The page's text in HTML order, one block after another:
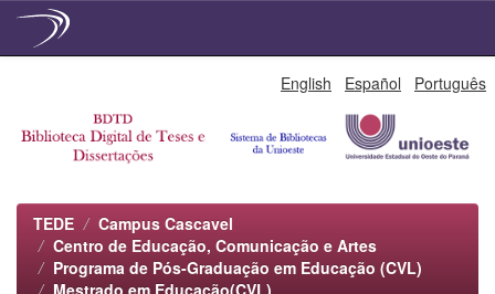
English Español Português
TEDE
Campus Cascavel
Centro de Educação, Comunicação e Artes
Programa de Pós-Graduação em Educação (CVL)
Mestrado em Educação(CVL)